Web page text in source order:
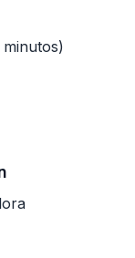
minutos)